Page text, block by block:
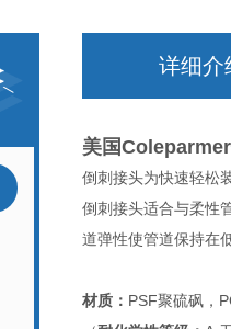
详细介
美国
倒刺接头为快速轻松
倒刺接头适合与柔性
道弹性使管道保持在
材质： PSF聚硫砜，